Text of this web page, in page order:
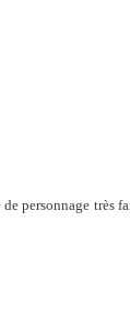
personnage très